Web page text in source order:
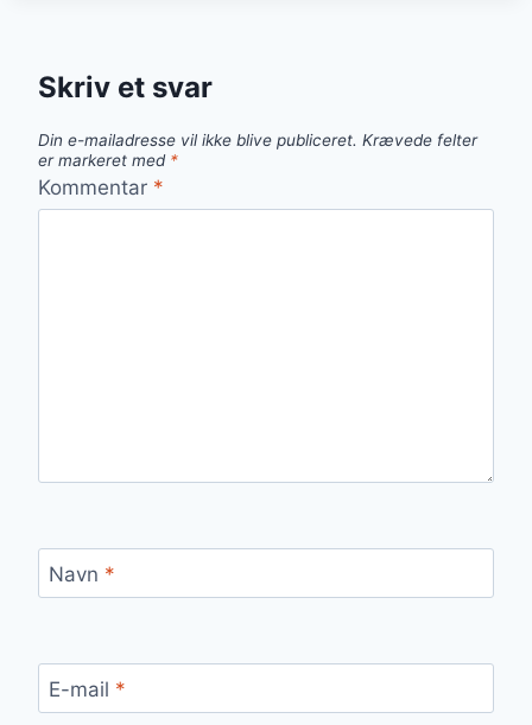
Skriv et svar
Din e-mailadresse vil ikke blive publiceret. Krævede felter
er markeret med *
Kommentar *
Navn *
E-mail *